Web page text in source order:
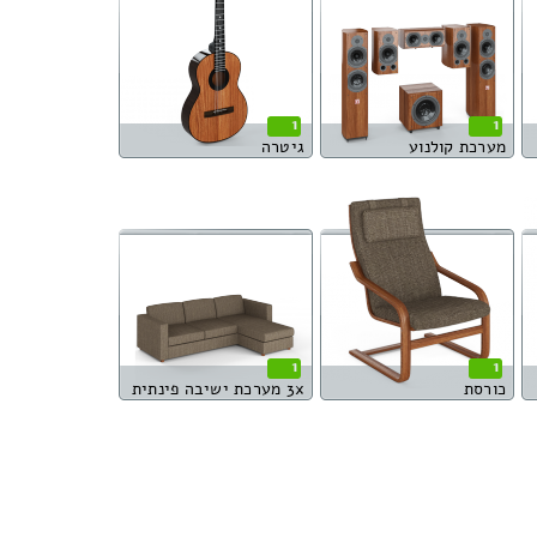
1
מערכת קולנוע
1
גיטרה
1
כורסת
1
3x מערכת ישיבה פינתית